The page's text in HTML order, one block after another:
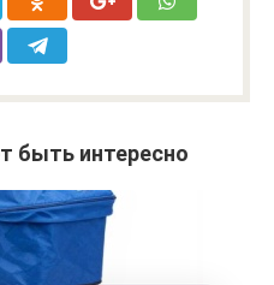
быть интересно